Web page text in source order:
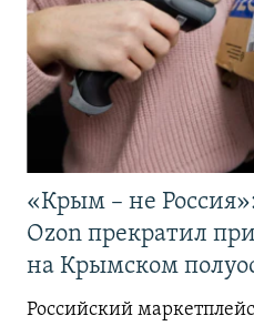
«Крым – не
Ozon прекратил
на Крымском
Российский